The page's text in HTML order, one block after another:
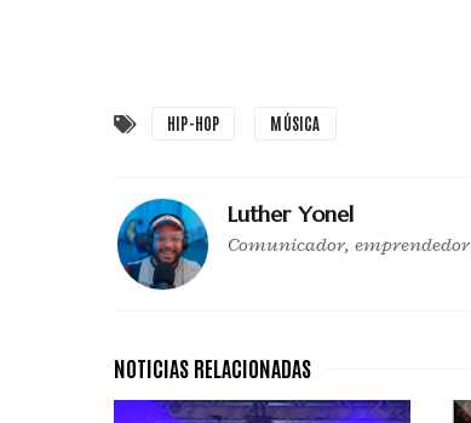
HIP-HOP MÚSICA
Luther Yonel
Comunicador,